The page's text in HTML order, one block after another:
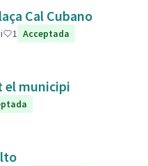
Cal Cubano
1 Acceptada
el municipi